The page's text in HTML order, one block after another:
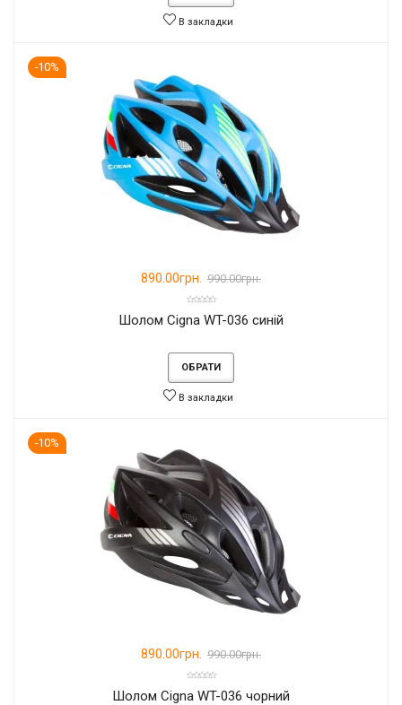
В закладки
-10%
890.00грн. 990.00грн.
Шолом Cigna WT-036 синій
ОБРАТИ
В закладки
-10%
890.00грн. 990.00грн.
Шолом Cigna WT-036 чорний